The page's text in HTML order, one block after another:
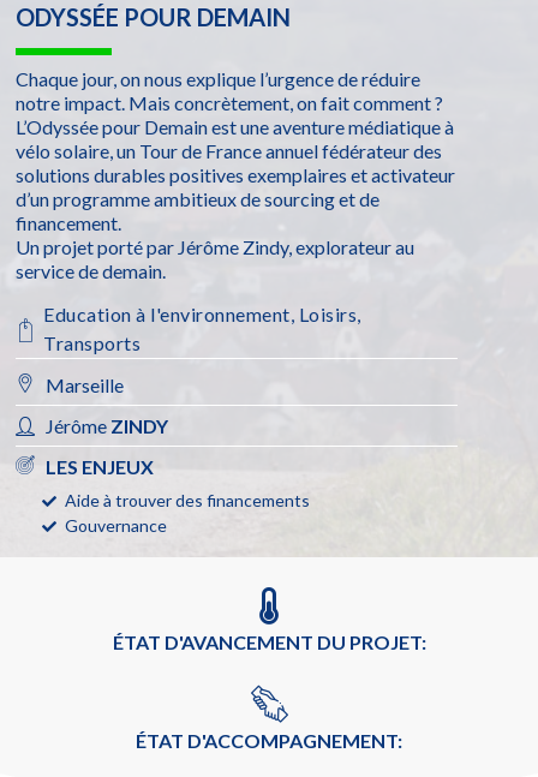
ODYSSÉE POUR DEMAIN
Chaque jour, on nous explique l’urgence de réduire
notre impact. Mais concrètement, on fait comment ?
L’Odyssée pour Demain est une aventure médiatique à
vélo solaire, un Tour de France annuel fédérateur des
solutions durables positives exemplaires et activateur
d’un programme ambitieux de sourcing et de
financement.
Un projet porté par Jérôme Zindy, explorateur au
service de demain.
Education à l'environnement, Loisirs,
Transports
Marseille
Jérôme ZINDY
LES ENJEUX
Aide à trouver des financements
Gouvernance
ÉTAT D'AVANCEMENT DU PROJET:
ÉTAT D'ACCOMPAGNEMENT: